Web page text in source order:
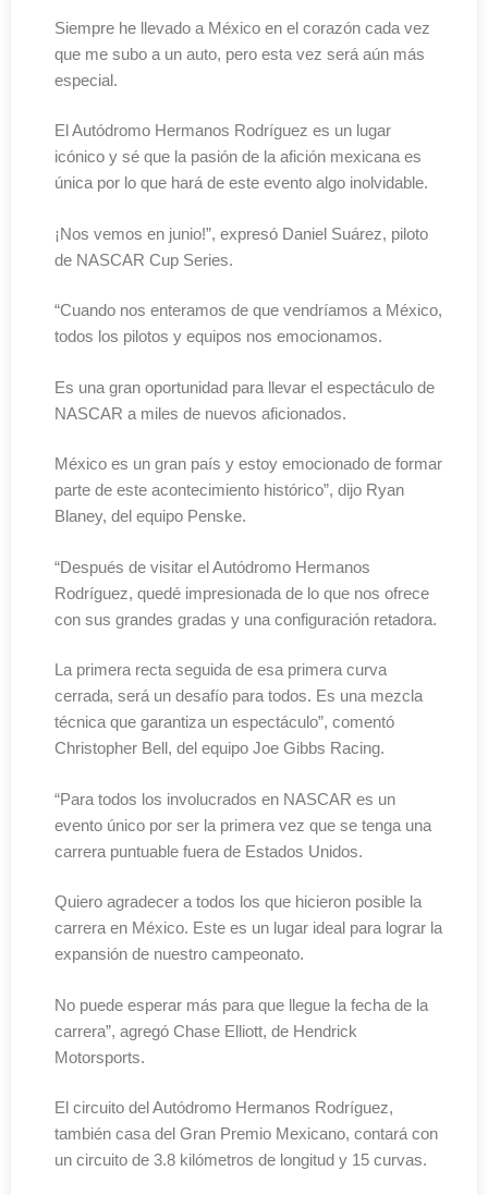
Siempre he llevado a México en el corazón cada vez
que me subo a un auto, pero esta vez será aún más
especial.
El Autódromo Hermanos Rodríguez es un lugar
icónico y sé que la pasión de la afición mexicana es
única por lo que hará de este evento algo inolvidable.
¡Nos vemos en junio!”, expresó Daniel Suárez, piloto
de NASCAR Cup Series.
“Cuando nos enteramos de que vendríamos a México,
todos los pilotos y equipos nos emocionamos.
Es una gran oportunidad para llevar el espectáculo de
NASCAR a miles de nuevos aficionados.
México es un gran país y estoy emocionado de formar
parte de este acontecimiento histórico”, dijo Ryan
Blaney, del equipo Penske.
“Después de visitar el Autódromo Hermanos
Rodríguez, quedé impresionada de lo que nos ofrece
con sus grandes gradas y una configuración retadora.
La primera recta seguida de esa primera curva
cerrada, será un desafío para todos. Es una mezcla
técnica que garantiza un espectáculo”, comentó
Christopher Bell, del equipo Joe Gibbs Racing.
“Para todos los involucrados en NASCAR es un
evento único por ser la primera vez que se tenga una
carrera puntuable fuera de Estados Unidos.
Quiero agradecer a todos los que hicieron posible la
carrera en México. Este es un lugar ideal para lograr la
expansión de nuestro campeonato.
No puede esperar más para que llegue la fecha de la
carrera”, agregó Chase Elliott, de Hendrick
Motorsports.
El circuito del Autódromo Hermanos Rodríguez,
también casa del Gran Premio Mexicano, contará con
un circuito de 3.8 kilómetros de longitud y 15 curvas.